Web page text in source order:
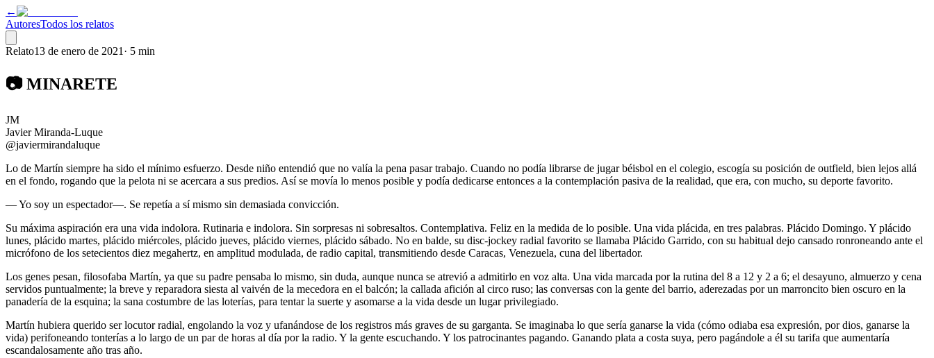
←
AutoresTodos los relatos
Relato13 de enero de 2021 · 5 min
📷 MINARETE
JM
Javier Miranda-Luque
@javiermirandaluque
Lo de Martín siempre ha sido el mínimo esfuerzo. Desde niño entendió que no valía la pena pasar trabajo. Cuando no podía librarse de jugar béisbol en el colegio, escogía su posición de outfield, bien lejos allá
en el fondo, rogando que la pelota ni se acercara a sus predios. Así se movía lo menos posible y podía dedicarse entonces a la contemplación pasiva de la realidad, que era, con mucho, su deporte favorito.
— Yo soy un espectador—. Se repetía a sí mismo sin demasiada convicción.
Su máxima aspiración era una vida indolora. Rutinaria e indolora. Sin sorpresas ni sobresaltos. Contemplativa. Feliz en la medida de lo posible. Una vida plácida, en tres palabras. Plácido Domingo. Y plácido
lunes, plácido martes, plácido miércoles, plácido jueves, plácido viernes, plácido sábado. No en balde, su disc-jockey radial favorito se llamaba Plácido Garrido, con su habitual dejo cansado ronroneando ante el
micrófono de los setecientos diez megahertz, en amplitud modulada, de radio capital, transmitiendo desde Caracas, Venezuela, cuna del libertador.
Los genes pesan, filosofaba Martín, ya que su padre pensaba lo mismo, sin duda, aunque nunca se atrevió a admitirlo en voz alta. Una vida marcada por la rutina del 8 a 12 y 2 a 6; el desayuno, almuerzo y cena
servidos puntualmente; la breve y reparadora siesta al vaivén de la mecedora en el balcón; la callada afición al circo ruso; las conversas con la gente del barrio, aderezadas por un marroncito bien oscuro en la
panadería de la esquina; la sana costumbre de las loterías, para tentar la suerte y asomarse a la vida desde un lugar privilegiado.
Martín hubiera querido ser locutor radial, engolando la voz y ufanándose de los registros más graves de su garganta. Se imaginaba lo que sería ganarse la vida (cómo odiaba esa expresión, por dios, ganarse la
vida) perifoneando tonterías a lo largo de un par de horas al día por la radio. Y la gente escuchando. Y los patrocinantes pagando. Ganando plata a costa suya, pero pagándole a él su tarifa que aumentaría
escandalosamente año tras año.